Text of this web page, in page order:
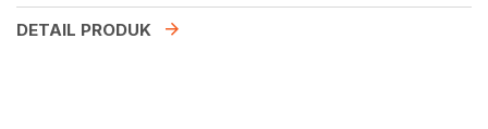
DETAIL PRODUK